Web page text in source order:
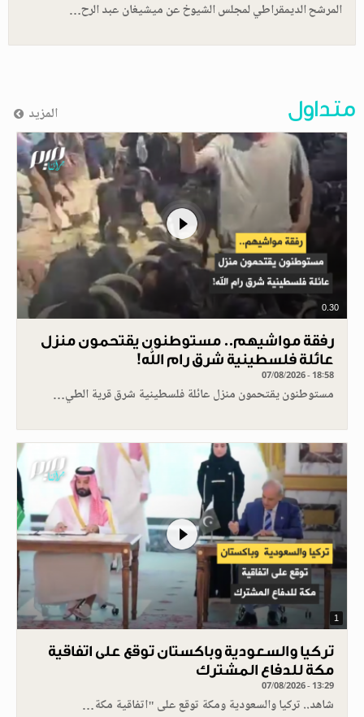
المرشح الديمقراطي لمجلس الشيوخ عن ميشيغان عبد الرح…
متداول المزيد
0.30
رفقة مواشيهم.. مستوطنون يقتحمون منزل
عائلة فلسطينية شرق رام الله!
07/08/2026 - 18:58
مستوطنون يقتحمون منزل عائلة فلسطينية شرق قرية الطي…
1
تركيا والسعودية وباكستان توقع على اتفاقية
مكة للدفاع المشترك
07/08/2026 - 13:29
شاهد.. تركيا والسعودية ومكة توقع على "اتفاقية مكة…